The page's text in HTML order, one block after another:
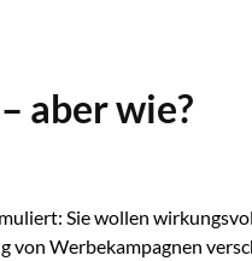
aber wie?
Sie wollen
Werbekampagnen